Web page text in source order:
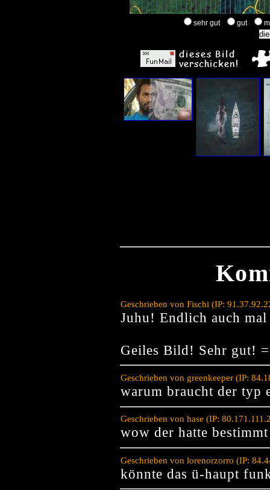
sehr gut gut
Geschrieben von Fischi (IP:
Juhu! Endlich auch
Geiles Bild! Sehr gut!
Geschrieben von greenkeeper (IP:
warum braucht der typ
Geschrieben von hase (IP:
wow der hatte
Geschrieben von lorenorzorro (IP:
könnte das ü-haupt